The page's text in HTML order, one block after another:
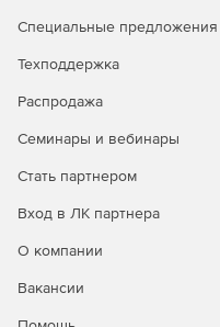
Специальные предложения
Техподдержка
Распродажа
Семинары и вебинары
Стать партнером
Вход в ЛК партнера
О компании
Вакансии